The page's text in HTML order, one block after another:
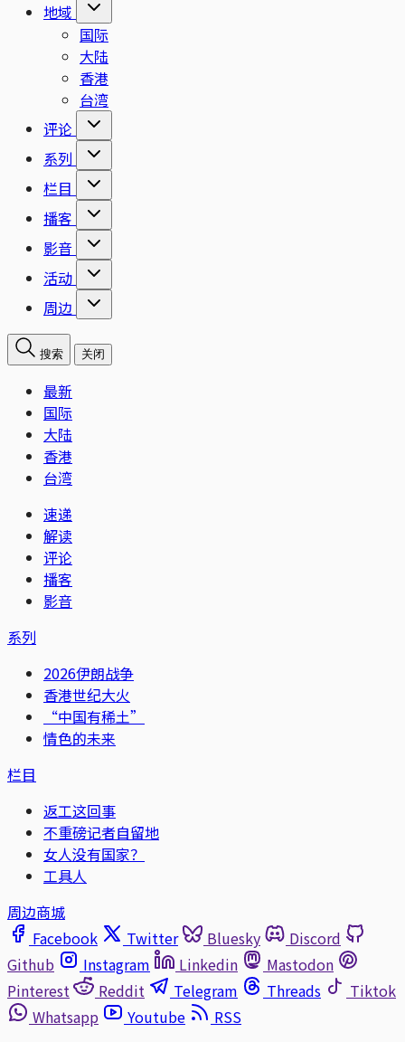
地域
国际
大陆
香港
台湾
评论
系列
栏目
播客
影音
活动
周边
搜索 关闭
最新
国际
大陆
香港
台湾
速递
解读
评论
播客
影音
系列
2026伊朗战争
香港世纪大火
“中国有稀土”
情色的未来
栏目
返工这回事
不重磅记者自留地
女人没有国家？
工具人
周边商城
Facebook
Twitter Bluesky
Discord
Github
Instagram Linkedin
Mastodon
Pinterest
Reddit Telegram Threads
Tiktok
Whatsapp
Youtube RSS